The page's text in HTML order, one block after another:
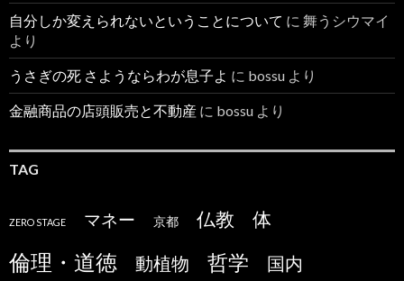
自分しか変えられないということについて に 舞うシウマイ
より
うさぎの死 さようならわが息子よ に bossu より
金融商品の店頭販売と不動産 に bossu より
TAG
ZERO STAGE マネー 京都 仏教 体
倫理・道徳 動植物 哲学 国内